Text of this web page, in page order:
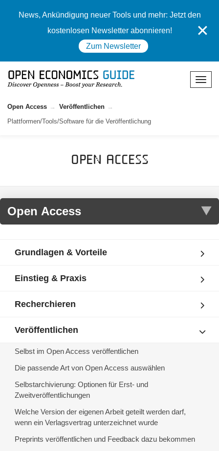
News, Ankündigung neuer Tools und mehr: Jetzt den
kostenlosen Newsletter abonnieren!
Zum Newsletter
✕
Open Access
Veröffentlichen
Plattformen/Tools/Software für die Veröffentlichung
Open Access
Grundlagen & Vorteile
Einstieg & Praxis
Recherchieren
Veröffentlichen
Selbst im Open Access veröffentlichen
Die passende Art von Open Access auswählen
Selbstarchivierung: Optionen für Erst- und
Zweitveröffentlichungen
Welche Version der eigenen Arbeit geteilt werden darf,
wenn ein Verlagsvertrag unterzeichnet wurde
Preprints veröffentlichen und Feedback dazu bekommen